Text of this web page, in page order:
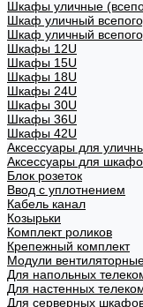
Шкафы уличные
Шкаф уличный
Шкаф уличный
Шкафы 12U
Шкафы 15U
Шкафы 18U
Шкафы 24U
Шкафы 30U
Шкафы 36U
Шкафы 42U
Аксессуары для
Аксессуары для
Блок розеток
Ввод с уплотнением
Кабель канал
Козырьки
Комплект роликов
Крепежный комплект
Модули
Для напольных
Для настенных
Для серверных